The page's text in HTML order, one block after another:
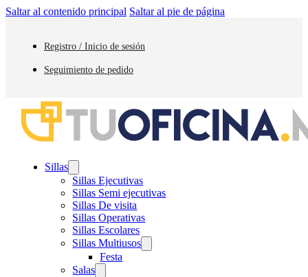
Saltar al contenido principal Saltar al pie de página
Registro / Inicio de sesión
Seguimiento de pedido
Sillas
Sillas Ejecutivas
Sillas Semi ejecutivas
Sillas De visita
Sillas Operativas
Sillas Escolares
Sillas Multiusos
Festa
Salas